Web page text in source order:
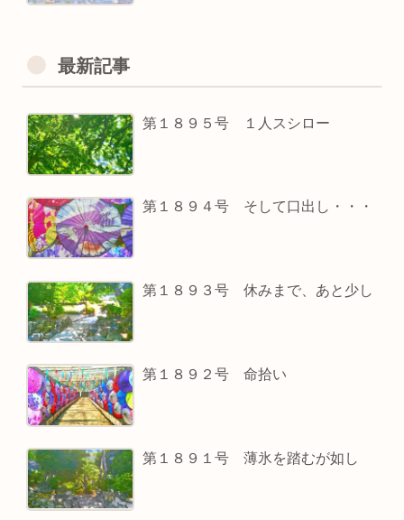
最新記事
第１８９５号 １人スシロー
第１８９４号 そして口出し・・・
第１８９３号 休みまで、あと少し
第１８９２号 命拾い
第１８９１号 薄氷を踏むが如し